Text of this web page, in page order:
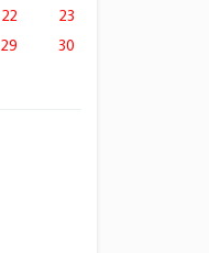
22
23
29
30